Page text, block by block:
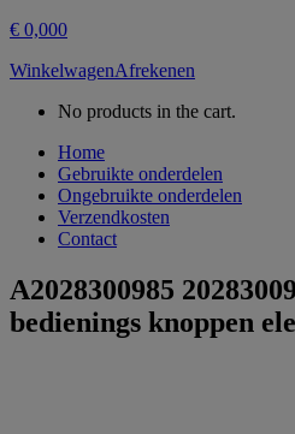
€ 0,000
WinkelwagenAfrekenen
No products in the cart.
Home
Gebruikte onderdelen
Ongebruikte onderdelen
Verzendkosten
Contact
A2028300985
bedienings knoppen